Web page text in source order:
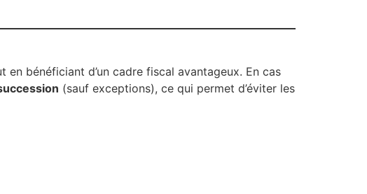
bénéficiant d’un cadre fiscal avantageux. En cas
(sauf exceptions), ce qui permet d’éviter les